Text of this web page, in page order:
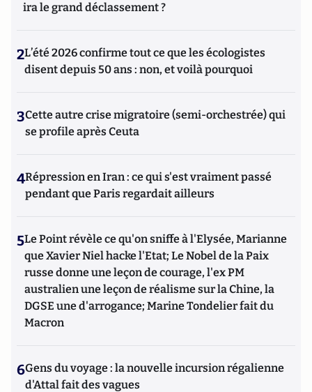
ira le grand déclassement ?
2L’été 2026 confirme tout ce que les écologistes
disent depuis 50 ans : non, et voilà pourquoi
3Cette autre crise migratoire (semi-orchestrée) qui
se profile après Ceuta
4Répression en Iran : ce qui s'est vraiment passé
pendant que Paris regardait ailleurs
5Le Point révèle ce qu'on sniffe à l'Elysée, Marianne
que Xavier Niel hacke l'Etat; Le Nobel de la Paix
russe donne une leçon de courage, l'ex PM
australien une leçon de réalisme sur la Chine, la
DGSE une d'arrogance; Marine Tondelier fait du
Macron
6Gens du voyage : la nouvelle incursion régalienne
d'Attal fait des vagues